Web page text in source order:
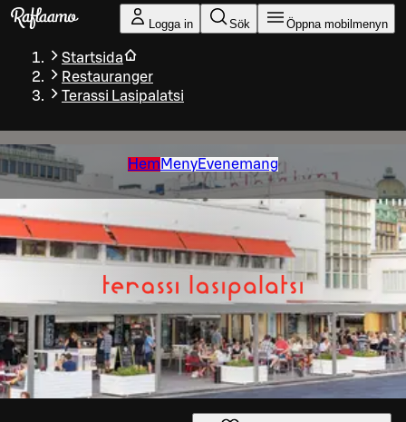
Gå till huvudinnehållet
Logga in Sök Öppna mobilmenyn
Startsida
Restauranger
Terassi Lasipalatsi
Hem MenyEvenemang